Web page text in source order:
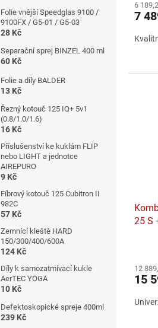
Folie vnější Speedglas 9100 /
9100FX / G5-01 / G5-03
28 Kč
Separační sprej BINZEL 400 ml
60 Kč
Folie a díly BALDER
13 Kč
Řezný kotouč 125 IQ+ 5v1
(0.8/1.0/1.6)
16 Kč
Příslušenství ke kuklám FLIP
nebo LIGHT a jednotce
AIREPURO
9 Kč
Fíbrový kotouč 125 Cubitron II
982C
57 Kč
Zemnící kleště HARD
150/300/400/600A
124 Kč
Díly k samozatmívací kukle
AerTEC YOGA
10 Kč
Defektoskopické spreje 400ml
239 Kč
je
z
6
7
25 S
je
z
12
15